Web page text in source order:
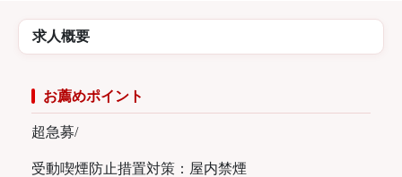
求人概要
お薦めポイント
超急募/
受動喫煙防止措置対策：屋内禁煙